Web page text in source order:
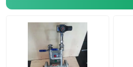
동시 측정 혼합
점도 개선 용해 시스템